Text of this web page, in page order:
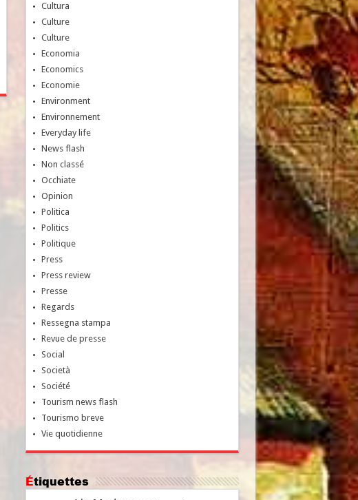
Cultura
Culture
Culture
Economia
Economics
Economie
Environment
Environnement
Everyday life
News flash
Non classé
Occhiate
Opinion
Politica
Politics
Politique
Press
Press review
Presse
Regards
Ressegna stampa
Revue de presse
Social
Società
Société
Tourism news flash
Tourismo breve
Vie quotidienne
Étiquettes